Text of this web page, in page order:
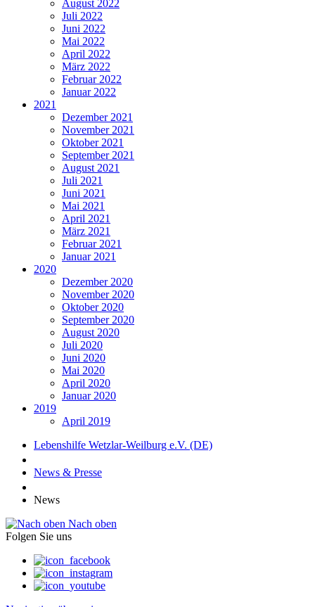
August 2022
Juli 2022
Juni 2022
Mai 2022
April 2022
März 2022
Februar 2022
Januar 2022
2021
Dezember 2021
November 2021
Oktober 2021
September 2021
August 2021
Juli 2021
Juni 2021
Mai 2021
April 2021
März 2021
Februar 2021
Januar 2021
2020
Dezember 2020
November 2020
Oktober 2020
September 2020
August 2020
Juli 2020
Juni 2020
Mai 2020
April 2020
Januar 2020
2019
April 2019
Lebenshilfe Wetzlar-Weilburg e.V. (DE)
News & Presse
News
Nach oben
Folgen Sie uns